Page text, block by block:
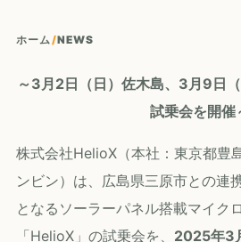
ホーム/NEWS
～3月2日（日）佐木島、3月9日
試乗会を開催
株式会社HelioX（本社：東京都豊
ンビン）は、広島県三原市との連
となるソーラーパネル搭載マイク
「HelioX」の試乗会を、 2025年3